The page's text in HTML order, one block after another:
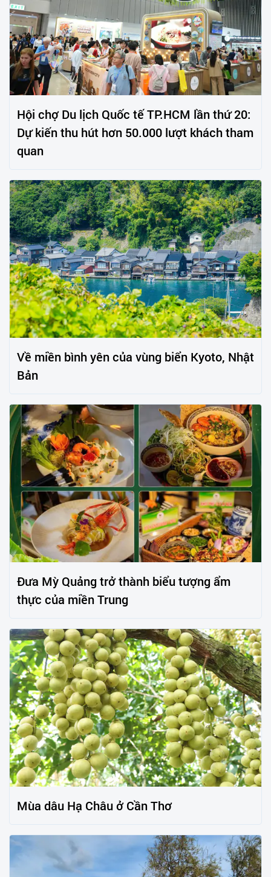
Hội chợ Du lịch Quốc tế TP.HCM lần thứ 20:
Dự kiến thu hút hơn 50.000 lượt khách tham
quan
Về miền bình yên của vùng biển Kyoto, Nhật
Bản
Đưa Mỳ Quảng trở thành biểu tượng ẩm
thực của miền Trung
Mùa dâu Hạ Châu ở Cần Thơ